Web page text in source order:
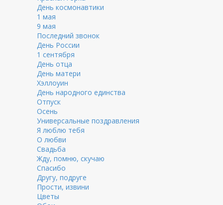
День космонавтики
1 мая
9 мая
Последний звонок
День России
1 сентября
День отца
День матери
Хэллоуин
День народного единства
Отпуск
Осень
Универсальные поздравления
Я люблю тебя
О любви
Свадьба
Жду, помню, скучаю
Спасибо
Другу, подруге
Прости, извини
Цветы